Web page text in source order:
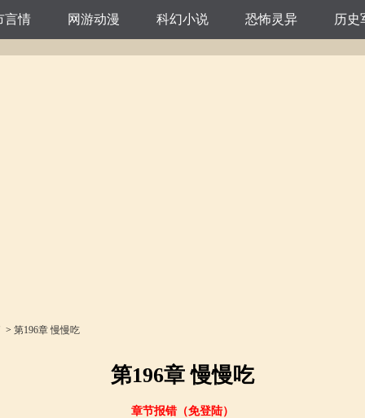
言情 网游动漫 科幻小说 恐怖灵异 历史
> 第196章 慢慢吃
第196章 慢慢吃
章节报错（免登陆）